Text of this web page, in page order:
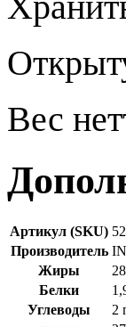
Вес
Артикул (SKU)
Производитель
Жиры
Белки
Углеводы
2